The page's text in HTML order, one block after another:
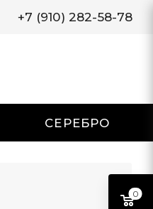
+7 (910) 282-58-78
СЕРЕБРО
0